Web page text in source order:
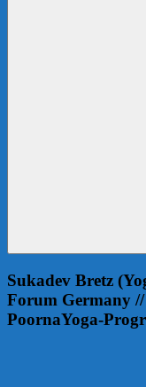
Sukadev Bretz
Forum Germany
PoornaYoga-